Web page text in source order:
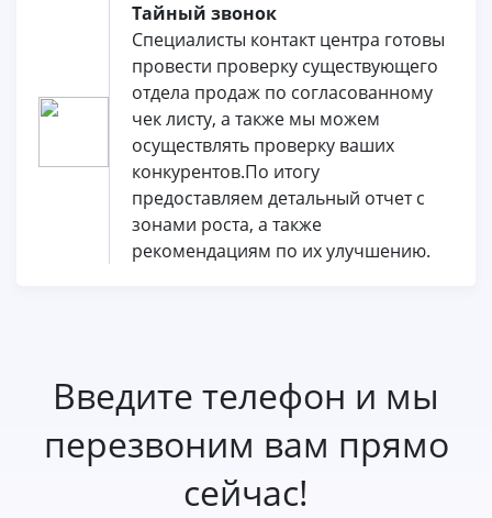
Тайный звонок
Специалисты контакт центра готовы
провести проверку существующего
отдела продаж по согласованному
чек листу, а также мы можем
осуществлять проверку ваших
конкурентов.По итогу
предоставляем детальный отчет с
зонами роста, а также
рекомендациям по их улучшению.
Введите телефон и мы
перезвоним вам прямо
сейчас!